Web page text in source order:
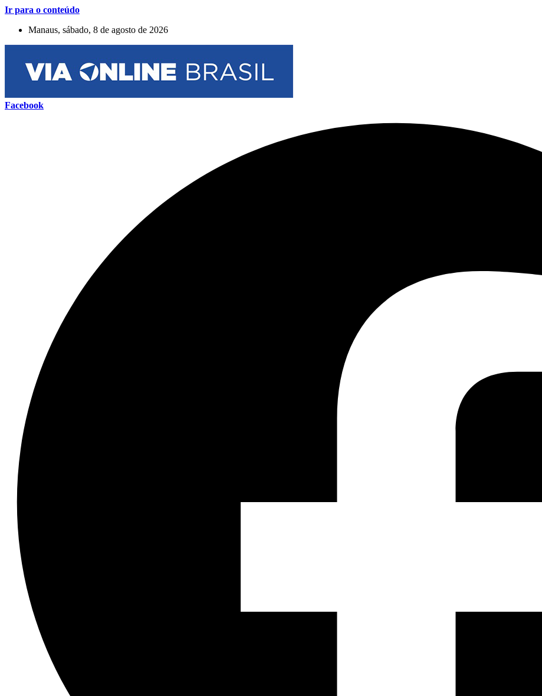
Ir para o conteúdo
Manaus, sábado, 8 de agosto de 2026
Facebook